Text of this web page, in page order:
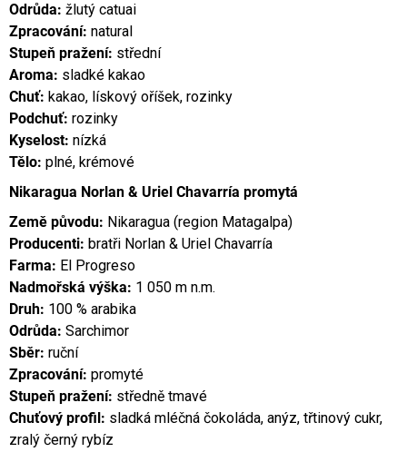
Odrůda: žlutý catuai
Zpracování: natural
Stupeň pražení: střední
Aroma: sladké kakao
Chuť: kakao, lískový oříšek, rozinky
Podchuť: rozinky
Kyselost: nízká
Tělo: plné, krémové
Nikaragua Norlan & Uriel Chavarría promytá
Země původu: Nikaragua (region Matagalpa)
Producenti: bratři Norlan & Uriel Chavarría
Farma: El Progreso
Nadmořská výška: 1 050 m n.m.
Druh: 100 % arabika
Odrůda: Sarchimor
Sběr: ruční
Zpracování: promyté
Stupeň pražení: středně tmavé
Chuťový profil: sladká mléčná čokoláda, anýz, třtinový cukr,
zralý černý rybíz